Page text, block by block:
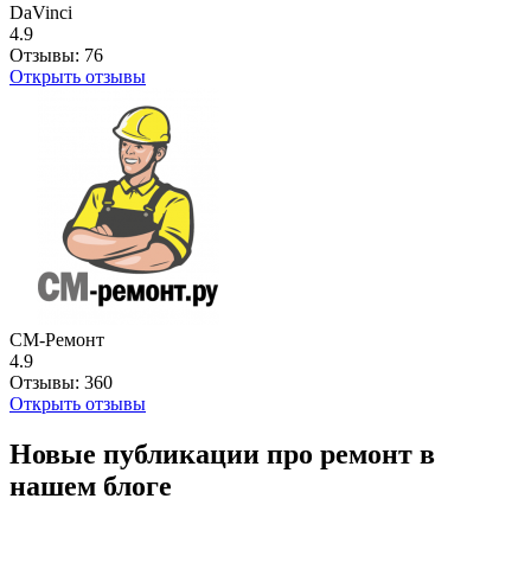
DaVinci
4.9
Отзывы: 76
Открыть отзывы
СМ-Ремонт
4.9
Отзывы: 360
Открыть отзывы
Новые публикации про ремонт в
нашем блоге